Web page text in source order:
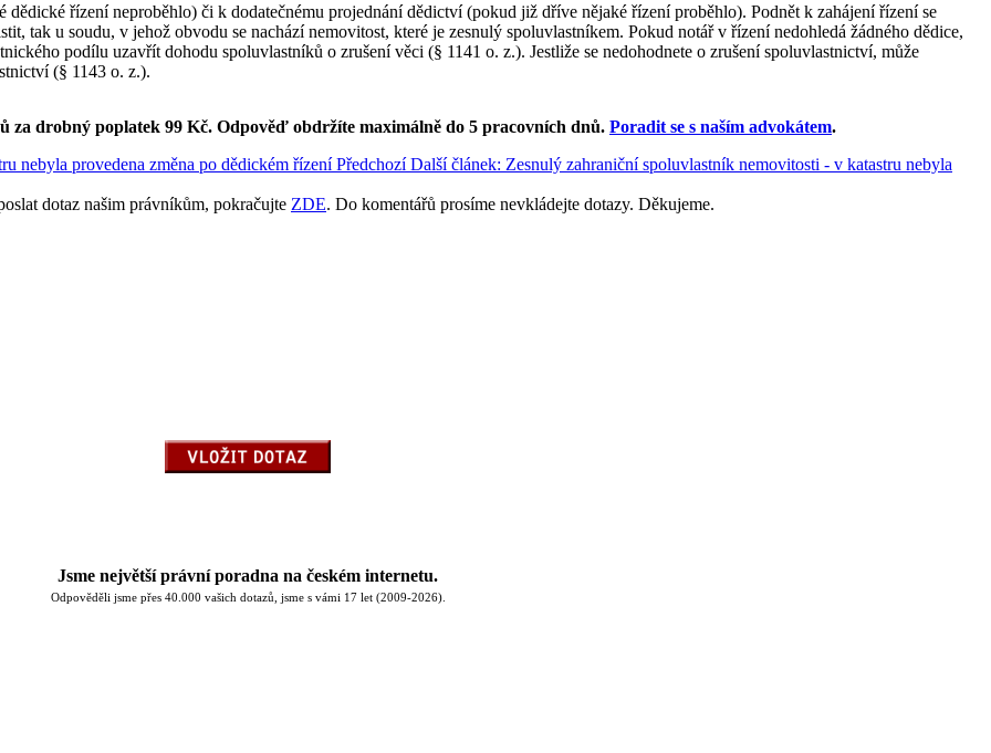
řízení neproběhlo) či k dodatečnému projednání dědictví (pokud již dříve nějaké řízení proběhlo). Podnět k zahájení řízení se
tak u soudu, v jehož obvodu se nachází nemovitost, které je zesnulý spoluvlastníkem. Pokud notář v řízení nedohledá žádného dědice,
podílu uzavřít dohodu spoluvlastníků o zrušení věci (§ 1141 o. z.). Jestliže se nedohodnete o zrušení spoluvlastnictví, může
(§ 1143 o. z.).
za drobný poplatek 99 Kč. Odpověď obdržíte maximálně do 5 pracovních dnů. Poradit se s naším advokátem.
nebyla provedena změna po dědickém řízeníPředchozí Další článek: Zesnulý zahraniční spoluvlastník nemovitosti - v katastru nebyla
dotaz našim právníkům, pokračujte ZDE. Do komentářů prosíme nevkládejte dotazy. Děkujeme.
Jsme největší právní poradna na českém internetu.
Odpověděli jsme přes 40.000 vašich dotazů, jsme s vámi 17 let (2009-2026).